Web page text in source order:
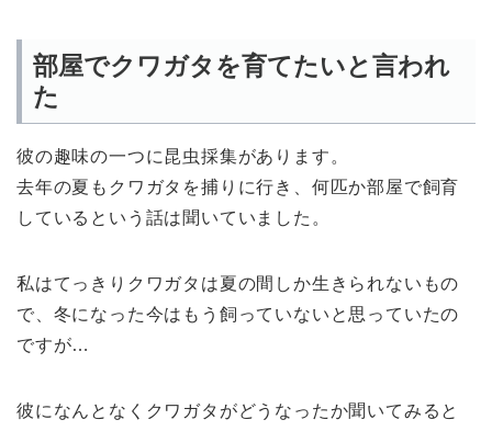
部屋でクワガタを育てたいと言われ
た
彼の趣味の一つに昆虫採集があります。
去年の夏もクワガタを捕りに行き、何匹か部屋で飼育
しているという話は聞いていました。
私はてっきりクワガタは夏の間しか生きられないもの
で、冬になった今はもう飼っていないと思っていたの
ですが…
彼になんとなくクワガタがどうなったか聞いてみると